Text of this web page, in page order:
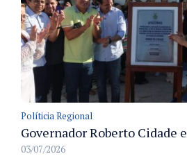
Políticia Regional
03/07/2026